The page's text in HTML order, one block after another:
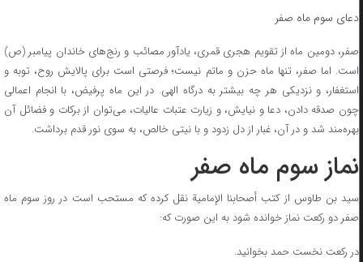
دعای سوم ماه صفر
صفر، دومین ماه از تقویم هجری قمری، یادآور مصائب و رنج‌های خاندان پیامبر (ص)
است. اما صفر، تنها ماه حزن و ماتم نیست؛ فرصتی است برای پالایش روح، توبه و
استغفار، و نزدیکی هر چه بیشتر به درگاه الهی. در این ماه پرفیض، با انجام اعمالی
چون صدقه دادن، دعا و نیایش، و زیارت عتبات عالیات، می‌توان از برکات و فضائل آن
بهره‌مند شد و در آن، غبار از دل زدود و با نیتی خالص، به سوی نور قدم برداشت.
نماز سوم ماه صفر
سید بن طاوس از کتب أصحابنا الإمامیة نقل کرده که مستحب است در روز سوم ماه
صفر دو رکعت نماز خوانده شود به این صورت که:
در رکعت نخست حمد بخوانید.